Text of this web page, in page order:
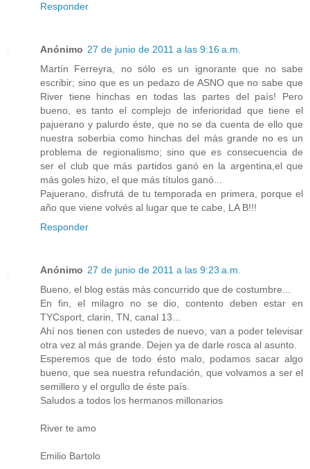
Responder
Anónimo 27 de junio de 2011 a las 9:16 a.m.
Martín Ferreyra, no sólo es un ignorante que no sabe
escribir; sino que es un pedazo de ASNO que no sabe que
River tiene hinchas en todas las partes del país! Pero
bueno, es tanto el complejo de inferioridad que tiene el
pajuerano y palurdo éste, que no se da cuenta de ello que
nuestra soberbia como hinchas del más grande no es un
problema de regionalismo; sino que es consecuencia de
ser el club que más partidos ganó en la argentina,el que
más goles hizo, el que más títulos ganó...
Pajuerano, disfrutá de tu temporada en primera, porque el
año que viene volvés al lugar que te cabe, LA B!!!
Responder
Anónimo 27 de junio de 2011 a las 9:23 a.m.
Bueno, el blog estás más concurrido que de costumbre...
En fin, el milagro no se dio, contento deben estar en
TYCsport, clarin, TN, canal 13...
Ahí nos tienen con ustedes de nuevo, van a poder televisar
otra vez al más grande. Dejen ya de darle rosca al asunto.
Esperemos que de todo ésto malo, podamos sacar algo
bueno, que sea nuestra refundación, que volvamos a ser el
semillero y el orgullo de éste país.
Saludos a todos los hermanos millonarios
River te amo
Emilio Bartolo